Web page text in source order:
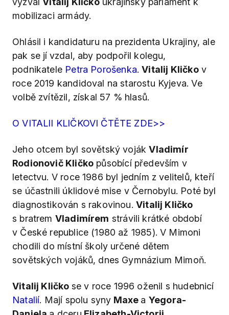
mobilizaci armády.
Ohlásil i kandidaturu na prezidenta Ukrajiny, ale
pak se jí vzdal, aby podpořil kolegu,
podnikatele Petra Porošenka.Vitalij Kličkov
roce 2019 kandidoval na starostu Kyjeva. Ve
volbě zvítězil, získal 57 % hlasů.
O VITALII KLIČKOVI ČTĚTE ZDE>>
Jeho otcem byl sovětský vojákVladimír
Rodionovič Kličko působící především v
letectvu. V roce 1986 byl jedním z velitelů, kteří
se účastnili úklidové mise v Černobylu. Poté byl
diagnostikován s rakovinou.Vitalij Kličko
s bratrem Vladimírem strávili krátké období
v České republice (1980 až 1985). V Mimoni
chodili do místní školy určené dětem
sovětských vojáků, dnes Gymnázium Mimoň.
Vitalij Kličko se v roce 1996 oženil s hudebnicí
Natalií. Mají spolu syny Maxe a Yegora-